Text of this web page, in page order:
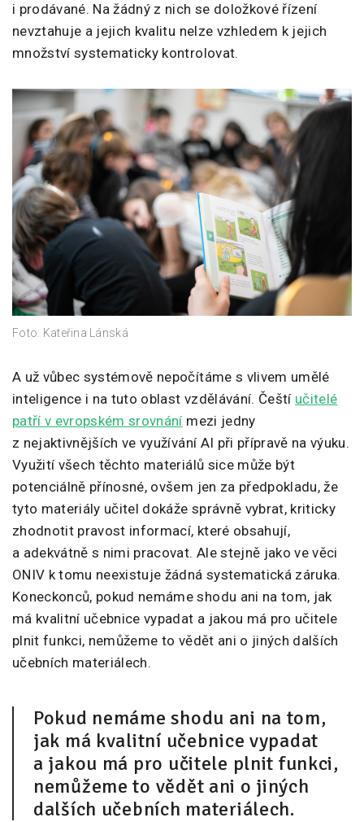
i prodávané. Na žádný z nich se doložkové řízení
nevztahuje a jejich kvalitu nelze vzhledem k jejich
množství systematicky kontrolovat.
Foto: Kateřina Lánská
A už vůbec systémově nepočítáme s vlivem umělé
inteligence i na tuto oblast vzdělávání. Čeští učitelé
patří v evropském srovnání mezi jedny
z nejaktivnějších ve využívání AI při přípravě na výuku.
Využití všech těchto materiálů sice může být
potenciálně přínosné, ovšem jen za předpokladu, že
tyto materiály učitel dokáže správně vybrat, kriticky
zhodnotit pravost informací, které obsahují,
a adekvátně s nimi pracovat. Ale stejně jako ve věci
ONIV k tomu neexistuje žádná systematická záruka.
Koneckonců, pokud nemáme shodu ani na tom, jak
má kvalitní učebnice vypadat a jakou má pro učitele
plnit funkci, nemůžeme to vědět ani o jiných dalších
učebních materiálech.
Pokud nemáme shodu ani na tom,
jak má kvalitní učebnice vypadat
a jakou má pro učitele plnit funkci,
nemůžeme to vědět ani o jiných
dalších učebních materiálech.